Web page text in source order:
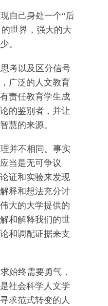
自己身处一个“后
的世界，强大的大
。
考以及区分信号
广泛的人文教育
责任教育学生成
的鉴别者，并让
慧的来源。
并不相同。事实
当是无可争议
证和实验来发现
释和想法充分讨
大的大学提供的
和解释我们的世
和调配证据来支
始终需要勇气，
社会科学人文学
求范式转变的人